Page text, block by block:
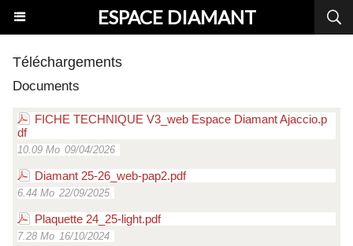
ESPACE DIAMANT
Téléchargements
Documents
FICHE TECHNIQUE V3_web Espace Diamant Ajaccio.p
df
10.09 Mo 09/04/2026
Diamant 25-26_web-pap2.pdf
6.44 Mo 22/09/2025
Plaquette 24_25-light.pdf
7.28 Mo 16/10/2024